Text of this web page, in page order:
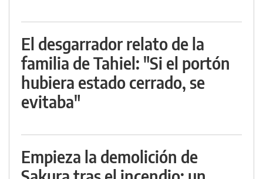
El desgarrador relato de la
familia de Tahiel: "Si el portón
hubiera estado cerrado, se
evitaba"
Empieza la demolición de